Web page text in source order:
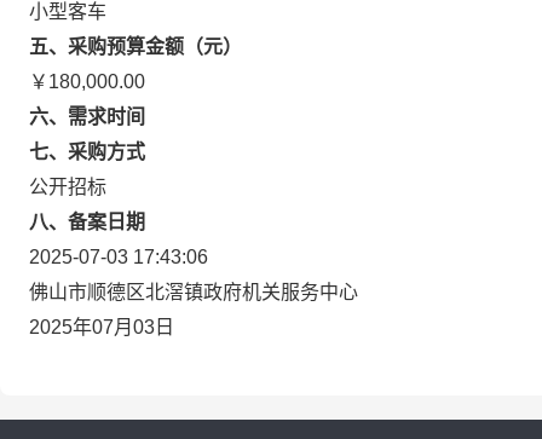
小型客车
五、采购预算金额（元）
￥180,000.00
六、需求时间
七、采购方式
公开招标
八、备案日期
2025-07-03 17:43:06
佛山市顺德区北滘镇政府机关服务中心
2025年07月03日